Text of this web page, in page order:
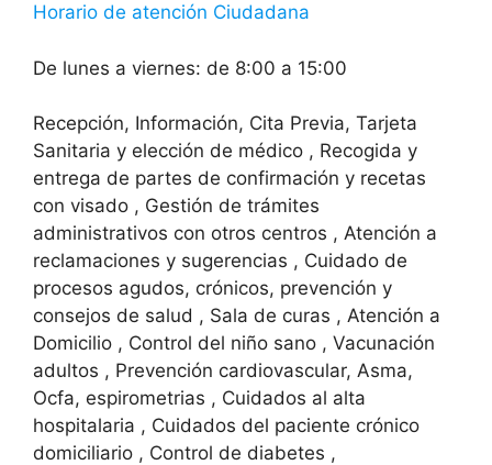
Horario de atención Ciudadana
De lunes a viernes: de 8:00 a 15:00
Recepción, Información, Cita Previa, Tarjeta
Sanitaria y elección de médico , Recogida y
entrega de partes de confirmación y recetas
con visado , Gestión de trámites
administrativos con otros centros , Atención a
reclamaciones y sugerencias , Cuidado de
procesos agudos, crónicos, prevención y
consejos de salud , Sala de curas , Atención a
Domicilio , Control del niño sano , Vacunación
adultos , Prevención cardiovascular, Asma,
Ocfa, espirometrias , Cuidados al alta
hospitalaria , Cuidados del paciente crónico
domiciliario , Control de diabetes ,